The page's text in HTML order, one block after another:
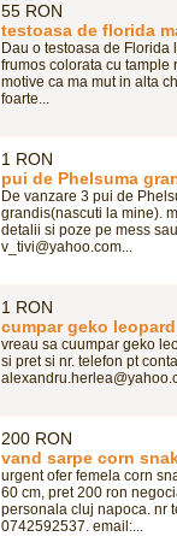
55 RON
testoasa de florida
Dau o testoasa de Florida
frumos colorata cu tample
motive ca ma mut in alta
foarte...
1 RON
pui de Phelsuma
De vanzare 3 pui de
grandis(nascuti la mine).
detalii si poze pe mess
v_tivi@yahoo.com...
1 RON
cumpar geko leopard
vreau sa cuumpar geko
si pret si nr. telefon pt
200 RON
vand sarpe corn
urgent ofer femela corn
60 cm, pret 200 ron
personala cluj napoca. nr
0742592537. email:...